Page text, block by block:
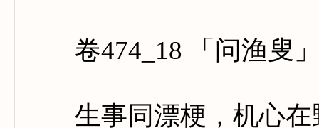
卷474_18 「问渔叟
生事同漂梗，机心在